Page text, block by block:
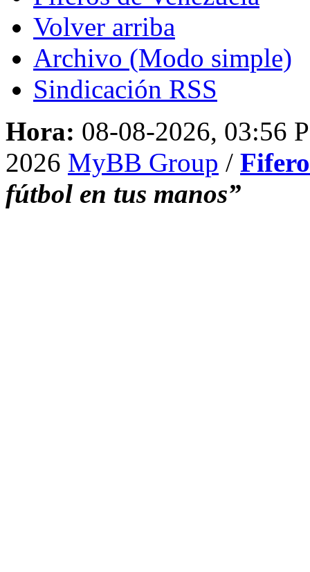
Volver arriba
Archivo (Modo simple)
Sindicación RSS
Hora: 08-08-2026, 03:56
2026 MyBB Group /
fútbol en tus manos”